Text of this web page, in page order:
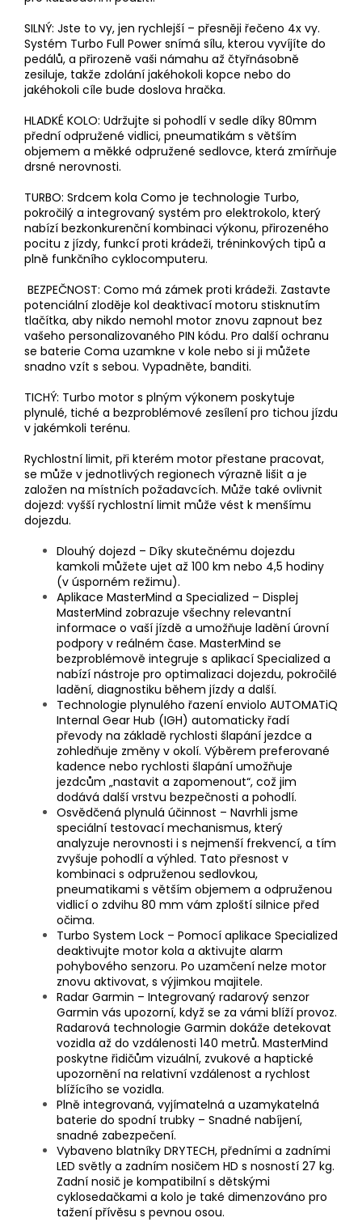
SILNÝ: Jste to vy, jen rychlejší – přesněji řečeno 4x vy.
Systém Turbo Full Power snímá sílu, kterou vyvíjíte do
pedálů, a přirozeně vaši námahu až čtyřnásobně
zesiluje, takže zdolání jakéhokoli kopce nebo do
jakéhokoli cíle bude doslova hračka.
HLADKÉ KOLO: Udržujte si pohodlí v sedle díky 80mm
přední odpružené vidlici, pneumatikám s větším
objemem a měkké odpružené sedlovce, která zmírňuje
drsné nerovnosti.
TURBO: Srdcem kola Como je technologie Turbo,
pokročilý a integrovaný systém pro elektrokolo, který
nabízí bezkonkurenční kombinaci výkonu, přirozeného
pocitu z jízdy, funkcí proti krádeži, tréninkových tipů a
plně funkčního cyklocomputeru.
BEZPEČNOST: Como má zámek proti krádeži. Zastavte
potenciální zloděje kol deaktivací motoru stisknutím
tlačítka, aby nikdo nemohl motor znovu zapnout bez
vašeho personalizovaného PIN kódu. Pro další ochranu
se baterie Coma uzamkne v kole nebo si ji můžete
snadno vzít s sebou. Vypadněte, banditi.
TICHÝ: Turbo motor s plným výkonem poskytuje
plynulé, tiché a bezproblémové zesílení pro tichou jízdu
v jakémkoli terénu.
Rychlostní limit, při kterém motor přestane pracovat,
se může v jednotlivých regionech výrazně lišit a je
založen na místních požadavcích. Může také ovlivnit
dojezd: vyšší rychlostní limit může vést k menšímu
dojezdu.
Dlouhý dojezd – Díky skutečnému dojezdu
kamkoli můžete ujet až 100 km nebo 4,5 hodiny
(v úsporném režimu).
Aplikace MasterMind a Specialized – Displej
MasterMind zobrazuje všechny relevantní
informace o vaší jízdě a umožňuje ladění úrovní
podpory v reálném čase. MasterMind se
bezproblémově integruje s aplikací Specialized a
nabízí nástroje pro optimalizaci dojezdu, pokročilé
ladění, diagnostiku během jízdy a další.
Technologie plynulého řazení enviolo AUTOMATiQ
Internal Gear Hub (IGH) automaticky řadí
převody na základě rychlosti šlapání jezdce a
zohledňuje změny v okolí. Výběrem preferované
kadence nebo rychlosti šlapání umožňuje
jezdcům „nastavit a zapomenout“, což jim
dodává další vrstvu bezpečnosti a pohodlí.
Osvědčená plynulá účinnost – Navrhli jsme
speciální testovací mechanismus, který
analyzuje nerovnosti i s nejmenší frekvencí, a tím
zvyšuje pohodlí a výhled. Tato přesnost v
kombinaci s odpruženou sedlovkou,
pneumatikami s větším objemem a odpruženou
vidlicí o zdvihu 80 mm vám zploští silnice před
očima.
Turbo System Lock – Pomocí aplikace Specialized
deaktivujte motor kola a aktivujte alarm
pohybového senzoru. Po uzamčení nelze motor
znovu aktivovat, s výjimkou majitele.
Radar Garmin – Integrovaný radarový senzor
Garmin vás upozorní, když se za vámi blíží provoz.
Radarová technologie Garmin dokáže detekovat
vozidla až do vzdálenosti 140 metrů. MasterMind
poskytne řidičům vizuální, zvukové a haptické
upozornění na relativní vzdálenost a rychlost
blížícího se vozidla.
Plně integrovaná, vyjímatelná a uzamykatelná
baterie do spodní trubky – Snadné nabíjení,
snadné zabezpečení.
Vybaveno blatníky DRYTECH, předními a zadními
LED světly a zadním nosičem HD s nosností 27 kg.
Zadní nosič je kompatibilní s dětskými
cyklosedačkami a kolo je také dimenzováno pro
tažení přívěsu s pevnou osou.